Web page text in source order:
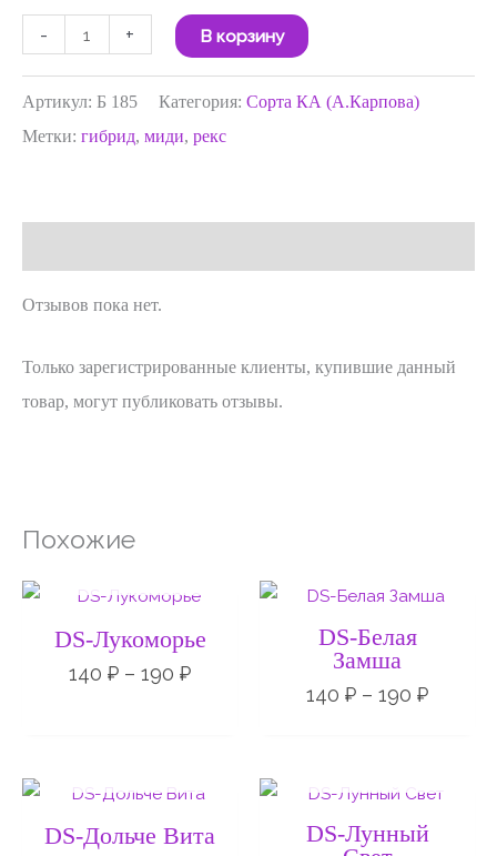
- + В корзину
Артикул: Б 185 Категория: Сорта КА (А.Карпова)
Метки: гибрид, миди, рекс
Отзывов пока нет.
Только зарегистрированные клиенты, купившие данный
товар, могут публиковать отзывы.
Похожие
DS-Лукоморье
140 ₽ – 190 ₽
Диапазон
цен:
–
190 ₽
DS-Белая
Замша
140 ₽ – 190 ₽
цен:
DS-Дольче Вита
Диапазон
цен:
–
DS-Лунный
цен:
140 ₽
–